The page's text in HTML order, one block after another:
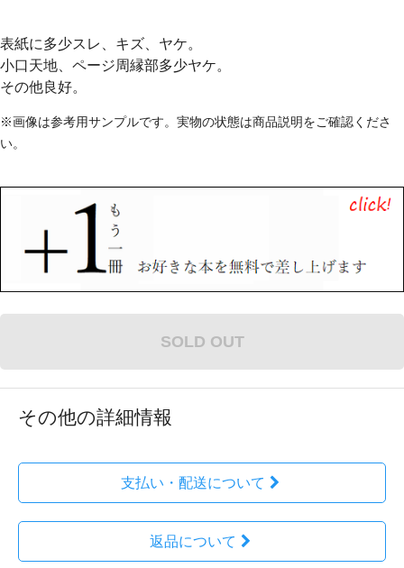
表紙に多少スレ、キズ、ヤケ。
小口天地、ページ周縁部多少ヤケ。
その他良好。
※画像は参考用サンプルです。実物の状態は商品説明をご確認くださ
い。
SOLD OUT
その他の詳細情報
支払い・配送について
返品について